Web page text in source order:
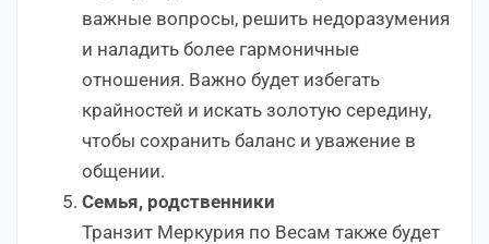
важные вопросы, решить недоразумения
и наладить более гармоничные
отношения. Важно будет избегать
крайностей и искать золотую середину,
чтобы сохранить баланс и уважение в
общении.
Семья, родственники
Транзит Меркурия по Весам также будет